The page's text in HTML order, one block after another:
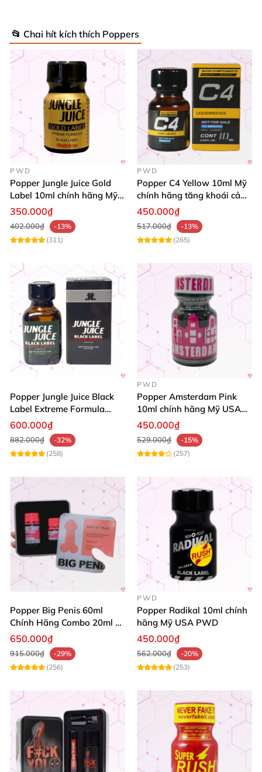
📂 Chai hít kích thích Poppers
PWD
Popper Jungle Juice Gold
Label 10ml chính hãng Mỹ
USA PWD
350.000₫
402.000₫
-13%
(311)
PWD
Popper C4 Yellow 10ml Mỹ
chính hãng tăng khoái cảm
cực mạnh
450.000₫
517.000₫
-13%
(265)
Popper Jungle Juice Black
Label Extreme Formula
30ml
600.000₫
882.000₫
-32%
(258)
PWD
Popper Amsterdam Pink
10ml chính hãng Mỹ USA
PWD
450.000₫
529.000₫
-15%
(257)
Popper Big Penis 60ml
Chính Hãng Combo 20ml +
40ml Tăng Khoái Cảm Cho
Top & Bot
650.000₫
915.000₫
-29%
(256)
PWD
Popper Radikal 10ml chính
hãng Mỹ USA PWD
450.000₫
562.000₫
-20%
(253)